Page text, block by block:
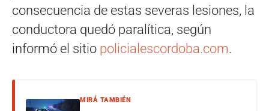
consecuencia de estas severas lesiones, la
conductora quedó paralítica, según
informó el sitio policialescordoba.com.
MIRÁ TAMBIÉN